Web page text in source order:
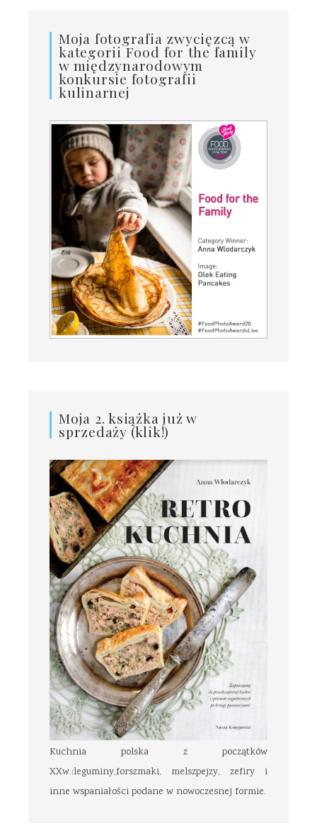
Moja fotografia zwycięzcą w
kategorii Food for the family
w międzynarodowym
konkursie fotografii
kulinarnej
Moja 2. książka już w
sprzedaży (klik!)
Kuchnia polska z początków
XXw.:leguminy,forszmaki, melszpejzy, zefiry i
inne wspaniałości podane w nowoczesnej formie.